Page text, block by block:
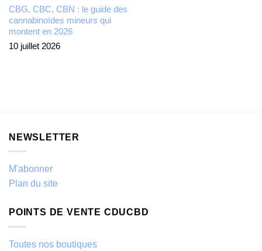
CBG, CBC, CBN : le guide des
cannabinoïdes mineurs qui
montent en 2026
10 juillet 2026
NEWSLETTER
M'abonner
Plan du site
POINTS DE VENTE CDUCBD
Toutes nos boutiques